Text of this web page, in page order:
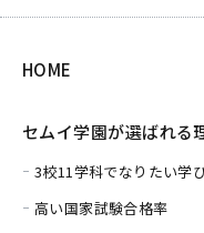
HOME
セムイ学園が選ばれる
3校11学科でなりたい学
高い国家試験合格率